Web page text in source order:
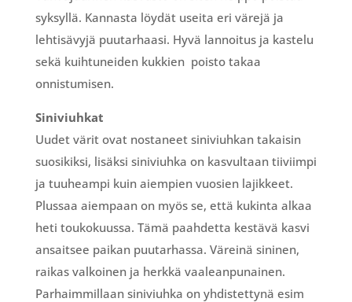
syksyllä. Kannasta löydät useita eri värejä ja
lehtisävyjä puutarhaasi. Hyvä lannoitus ja kastelu
sekä kuihtuneiden kukkien poisto takaa
onnistumisen.
Siniviuhkat
Uudet värit ovat nostaneet siniviuhkan takaisin
suosikiksi, lisäksi siniviuhka on kasvultaan tiiviimpi
ja tuuheampi kuin aiempien vuosien lajikkeet.
Plussaa aiempaan on myös se, että kukinta alkaa
heti toukokuussa. Tämä paahdetta kestävä kasvi
ansaitsee paikan puutarhassa. Väreinä sininen,
raikas valkoinen ja herkkä vaaleanpunainen.
Parhaimmillaan siniviuhka on yhdistettynä esim